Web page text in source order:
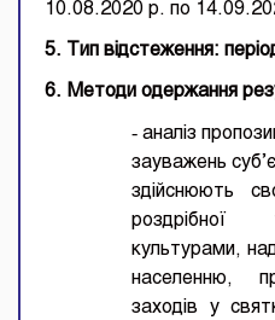
10.08.2020 р. по
5. Тип відстеження:
6. Методи одержання
- аналіз
зауважень
здійснюють
роздрібної
культурами,
населенню,
заходів у